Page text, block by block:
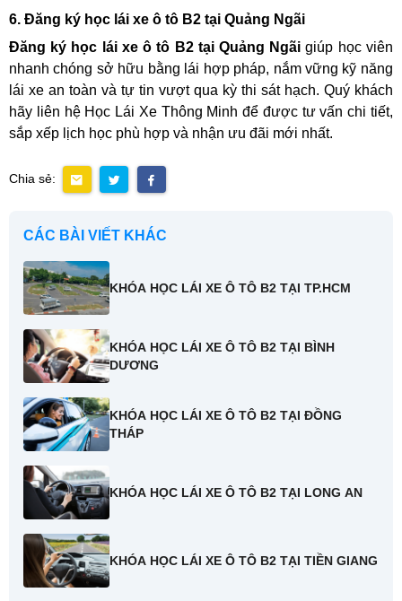
6. Đăng ký học lái xe ô tô B2 tại Quảng Ngãi
Đăng ký học lái xe ô tô B2 tại Quảng Ngãi giúp học viên
nhanh chóng sở hữu bằng lái hợp pháp, nắm vững kỹ năng
lái xe an toàn và tự tin vượt qua kỳ thi sát hạch. Quý khách
hãy liên hệ Học Lái Xe Thông Minh để được tư vấn chi tiết,
sắp xếp lịch học phù hợp và nhận ưu đãi mới nhất.
Chia sẻ:
CÁC BÀI VIẾT KHÁC
KHÓA HỌC LÁI XE Ô TÔ B2 TẠI TP.HCM
KHÓA HỌC LÁI XE Ô TÔ B2 TẠI BÌNH
DƯƠNG
KHÓA HỌC LÁI XE Ô TÔ B2 TẠI ĐỒNG
THÁP
KHÓA HỌC LÁI XE Ô TÔ B2 TẠI LONG AN
KHÓA HỌC LÁI XE Ô TÔ B2 TẠI TIỀN GIANG